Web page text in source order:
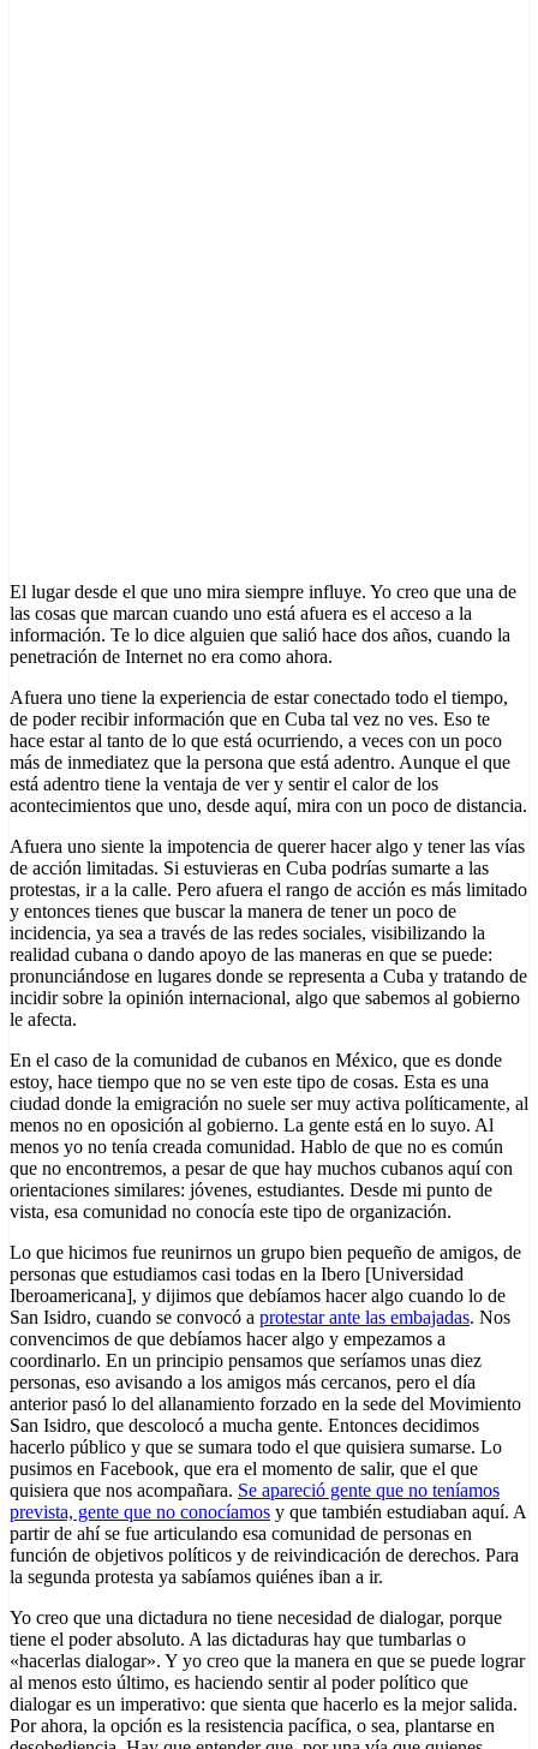
El lugar desde el que uno mira siempre influye. Yo creo que una de
las cosas que marcan cuando uno está afuera es el acceso a la
información. Te lo dice alguien que salió hace dos años, cuando la
penetración de Internet no era como ahora.
Afuera uno tiene la experiencia de estar conectado todo el tiempo,
de poder recibir información que en Cuba tal vez no ves. Eso te
hace estar al tanto de lo que está ocurriendo, a veces con un poco
más de inmediatez que la persona que está adentro. Aunque el que
está adentro tiene la ventaja de ver y sentir el calor de los
acontecimientos que uno, desde aquí, mira con un poco de distancia.
Afuera uno siente la impotencia de querer hacer algo y tener las vías
de acción limitadas. Si estuvieras en Cuba podrías sumarte a las
protestas, ir a la calle. Pero afuera el rango de acción es más limitado
y entonces tienes que buscar la manera de tener un poco de
incidencia, ya sea a través de las redes sociales, visibilizando la
realidad cubana o dando apoyo de las maneras en que se puede:
pronunciándose en lugares donde se representa a Cuba y tratando de
incidir sobre la opinión internacional, algo que sabemos al gobierno
le afecta.
En el caso de la comunidad de cubanos en México, que es donde
estoy, hace tiempo que no se ven este tipo de cosas. Esta es una
ciudad donde la emigración no suele ser muy activa políticamente, al
menos no en oposición al gobierno. La gente está en lo suyo. Al
menos yo no tenía creada comunidad. Hablo de que no es común
que no encontremos, a pesar de que hay muchos cubanos aquí con
orientaciones similares: jóvenes, estudiantes. Desde mi punto de
vista, esa comunidad no conocía este tipo de organización.
Lo que hicimos fue reunirnos un grupo bien pequeño de amigos, de
personas que estudiamos casi todas en la Ibero [Universidad
Iberoamericana], y dijimos que debíamos hacer algo cuando lo de
San Isidro, cuando se convocó a protestar ante las embajadas. Nos
convencimos de que debíamos hacer algo y empezamos a
coordinarlo. En un principio pensamos que seríamos unas diez
personas, eso avisando a los amigos más cercanos, pero el día
anterior pasó lo del allanamiento forzado en la sede del Movimiento
San Isidro, que descolocó a mucha gente. Entonces decidimos
hacerlo público y que se sumara todo el que quisiera sumarse. Lo
pusimos en Facebook, que era el momento de salir, que el que
quisiera que nos acompañara. Se apareció gente que no teníamos
prevista, gente que no conocíamos y que también estudiaban aquí. A
partir de ahí se fue articulando esa comunidad de personas en
función de objetivos políticos y de reivindicación de derechos. Para
la segunda protesta ya sabíamos quiénes iban a ir.
Yo creo que una dictadura no tiene necesidad de dialogar, porque
tiene el poder absoluto. A las dictaduras hay que tumbarlas o
«hacerlas dialogar». Y yo creo que la manera en que se puede lograr
al menos esto último, es haciendo sentir al poder político que
dialogar es un imperativo: que sienta que hacerlo es la mejor salida.
Por ahora, la opción es la resistencia pacífica, o sea, plantarse en